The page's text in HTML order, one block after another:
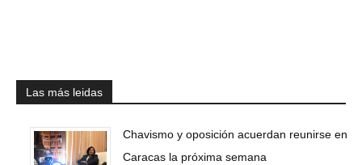
Las más leidas
Chavismo y oposición acuerdan reunirse en
Caracas la próxima semana